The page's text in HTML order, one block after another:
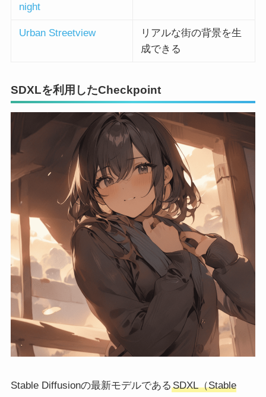
night
Urban Streetview
リアルな街の背景を生
成できる
SDXLを利用したCheckpoint
Stable Diffusionの最新モデルである SDXL（Stable